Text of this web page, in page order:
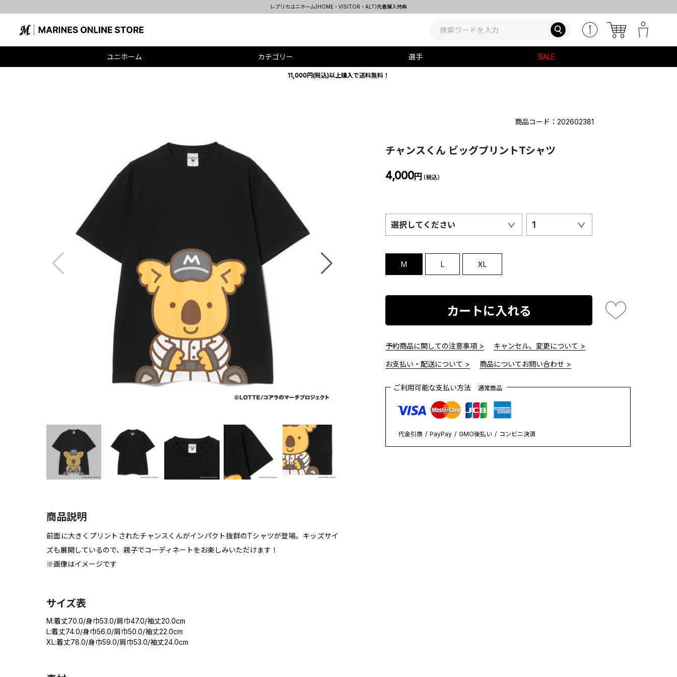
レプリカユニホーム(HOME・VISITOR・ALT)先着購入特典
ユニホーム カテゴリー 選手 SALE
11,000円(税込)以上購入で送料無料！
商品説明
前面に大きくプリントされたチャンスくんがインパクト抜群のTシャツが登場。キッズサイ
ズも展開しているので、親子でコーディネートをお楽しみいただけます！
※画像はイメージです
サイズ表
M:着丈70.0/身巾53.0/肩巾47.0/袖丈20.0cm
L:着丈74.0/身巾56.0/肩巾50.0/袖丈22.0cm
XL:着丈78.0/身巾59.0/肩巾53.0/袖丈24.0cm
商品コード：202602381
チャンスくん ビッグプリントTシャツ
4,000円（税込）
選択してください 1
M L XL
カートに入れる
予約商品に関しての注意事項 > キャンセル、変更について >
お支払い・配送について > 商品についてお問い合わせ >
ご利用可能な支払い方法 通常商品
代金引換 PayPay GMO後払い コンビニ決済